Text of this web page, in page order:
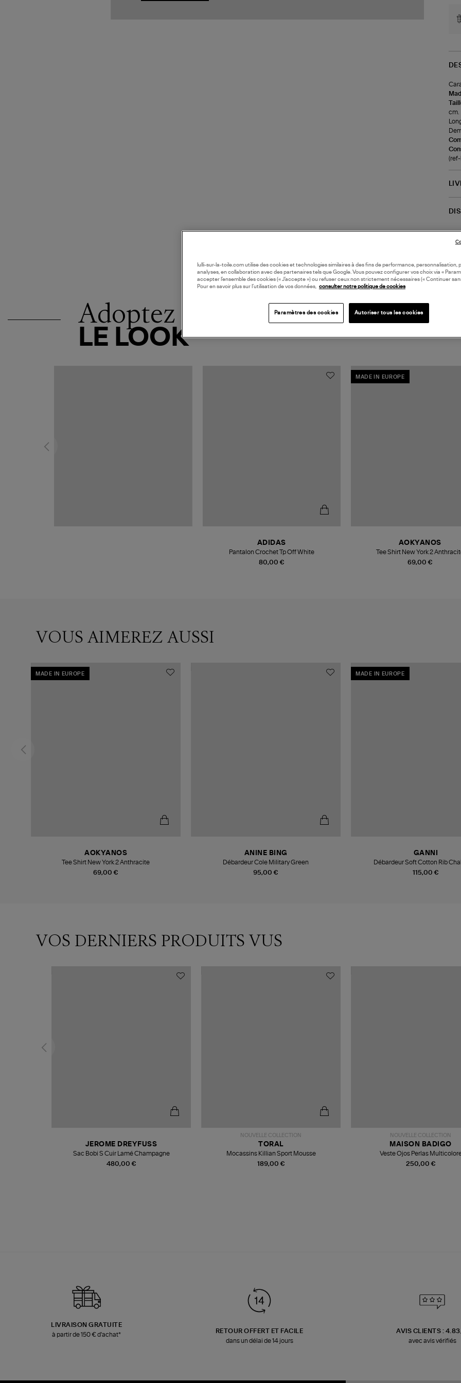
cm.
(ref-
Adoptez
LE LOOK
80,00 €
ADIDAS
Pantalon Crochet Tp Off White
MADE IN EUROPE
69,00 €
AOKYANOS
Tee Shirt New York 2
VOUS AIMEREZ AUSSI
MADE IN EUROPE
69,00 €
AOKYANOS
Tee Shirt New York 2 Anthracite
95,00 €
ANINE BING
Débardeur Cole Military Green
MADE IN EUROPE
115,00 €
GANNI
Débardeur Soft Cotton Rib
VOS DERNIERS PRODUITS VUS
480,00 €
JEROME DREYFUSS
Sac Bobi S Cuir Lamé Champagne
NOUVELLE COLLECTION
189,00 €
TORAL
Mocassins Killian Sport Mousse
NOUVELLE COLLECTION
250,00 €
MAISON BADIGO
Veste Ojos Perlas
LIVRAISON GRATUITE
à partir de 150 € d'achat*
RETOUR OFFERT ET FACILE
dans un délai de 14 jours
AVIS CLIENTS :
avec avis vérifiés
lulli-sur-la-toile.com utilise des cookies et technologies similaires à des fins de performance, personnalisation,
analyses, en collaboration avec des partenaires tels que Google. Vous pouvez configurer vos choix via «
accepter l’ensemble des cookies (« J’accepte ») ou refuser ceux non strictement nécessaires (« Continuer
Pour en savoir plus sur l’utilisation de vos données, consulter notre politique de cookies
Paramètres des cookies Autoriser tous les cookies